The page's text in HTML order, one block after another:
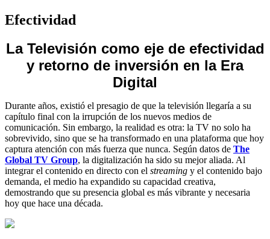
Efectividad
La Televisión como eje de efectividad
y retorno de inversión en la Era
Digital
Durante años, existió el presagio de que la televisión llegaría a su
capítulo final con la irrupción de los nuevos medios de
comunicación. Sin embargo, la realidad es otra: la TV no solo ha
sobrevivido, sino que se ha transformado en una plataforma que hoy
captura atención con más fuerza que nunca. Según datos de The
Global TV Group, la digitalización ha sido su mejor aliada. Al
integrar el contenido en directo con el streaming y el contenido bajo
demanda, el medio ha expandido su capacidad creativa,
demostrando que su presencia global es más vibrante y necesaria
hoy que hace una década.